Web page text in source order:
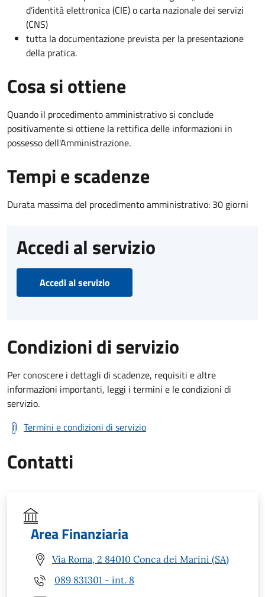
d’identità elettronica (CIE) o carta nazionale dei servizi
(CNS)
tutta la documentazione prevista per la presentazione
della pratica.
Cosa si ottiene
Quando il procedimento amministrativo si conclude
positivamente si ottiene la rettifica delle informazioni in
possesso dell'Amministrazione.
Tempi e scadenze
Durata massima del procedimento amministrativo: 30 giorni
Accedi al servizio
Accedi al servizio
Condizioni di servizio
Per conoscere i dettagli di scadenze, requisiti e altre
informazioni importanti, leggi i termini e le condizioni di
servizio.
Termini e condizioni di servizio
Contatti
Area Finanziaria
Via Roma, 2 84010 Conca dei Marini (SA)
089 831301 - int. 8